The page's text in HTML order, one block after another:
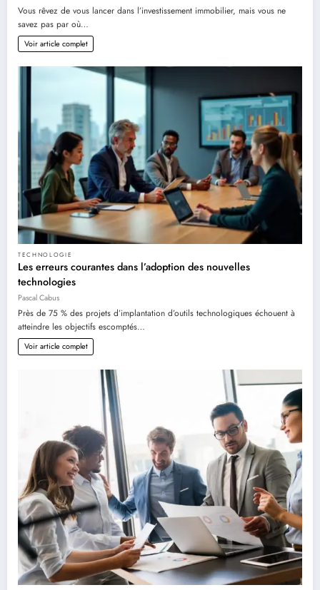
Vous rêvez de vous lancer dans l’investissement immobilier, mais vous ne
savez pas par où…
Voir article complet
TECHNOLOGIE
Les erreurs courantes dans l’adoption des nouvelles
technologies
Pascal Cabus
Près de 75 % des projets d’implantation d’outils technologiques échouent à
atteindre les objectifs escomptés…
Voir article complet